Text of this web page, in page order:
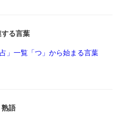
る言葉
」一覧 「つ」から始まる言葉
熟語